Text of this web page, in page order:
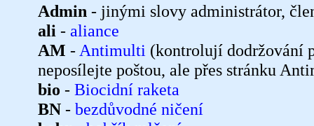
Admin - jinými slovy administrátor,
ali - aliance
AM - Antimulti (kontrolují dodržování
neposílejte poštou, ale přes stránku
bio - Biocidní raketa
BN - bezdůvodné ničení